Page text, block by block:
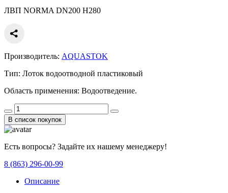
ЛВП NORMA DN200 H280
Производитель: AQUASTOK
Тип: Лоток водоотводной пластиковый
Область применения: Водоотведение.
В список покупок
Есть вопросы? Задайте их нашему менеджеру!
8 (863) 296-00-99
Описание